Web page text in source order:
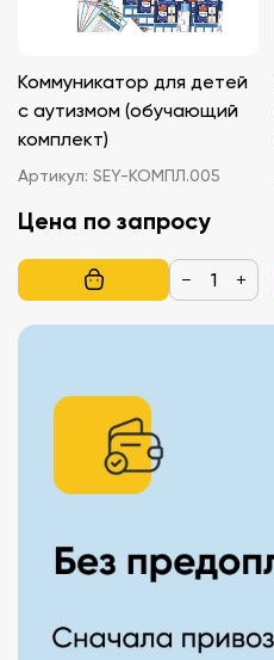
Коммуникатор для детей
с аутизмом (обучающий
комплект)
Артикул: SEY-КОМПЛ.005
Цена по запросу
− +